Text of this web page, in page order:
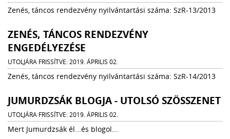
Zenés, táncos rendezvény nyilvántartási száma: SzR-13/2013
ZENÉS, TÁNCOS RENDEZVÉNY
ENGEDÉLYEZÉSE
UTOLJÁRA FRISSÍTVE: 2019. ÁPRILIS 02.
Zenés, táncos rendezvény nyilvántartási száma: SzR-14/2013
JUMURDZSÁK BLOGJA - UTOLSÓ SZÖSSZENET
UTOLJÁRA FRISSÍTVE: 2019. ÁPRILIS 02.
Mert Jumurdzsák él...és blogol...